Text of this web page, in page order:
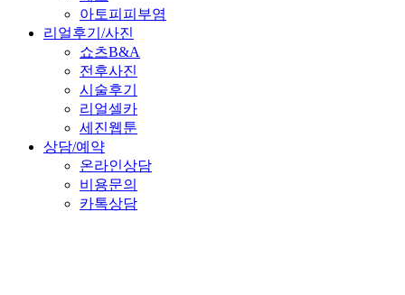
아토피피부염
리얼후기/사진
쇼츠B&A
전후사진
시술후기
리얼셀카
세진웹툰
상담/예약
온라인상담
비용문의
카톡상담